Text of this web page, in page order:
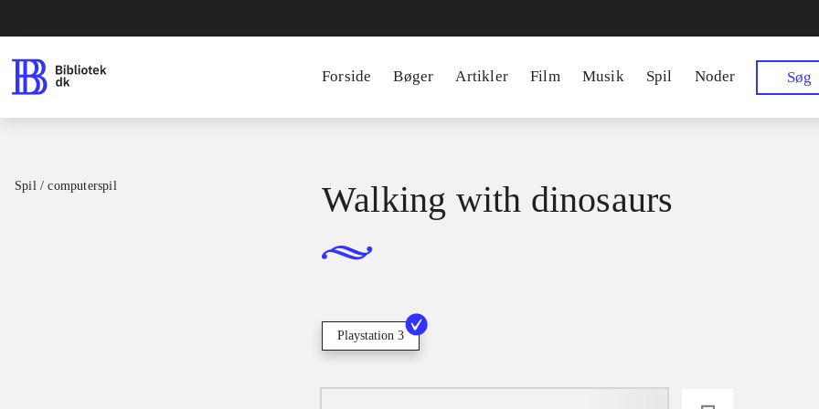
Forside Bøger Artikler Film Musik Spil Noder Søg
Spil / computerspil Walking with dinosaurs
Playstation 3